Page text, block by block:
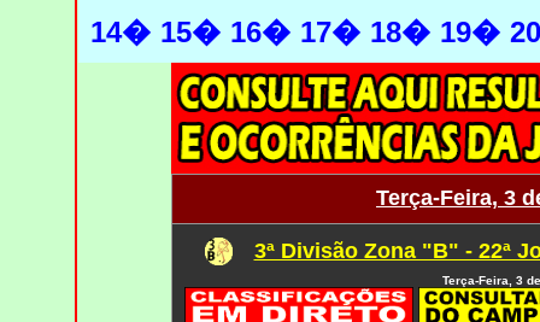
14� 15� 16� 17� 18� 19�
Terça-Feira, 3
3ª Divisão Zona "B" - 22ª
Terça-Feira, 3